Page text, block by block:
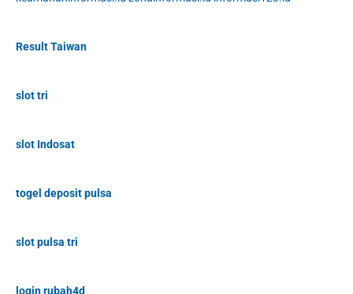
Result Taiwan
slot tri
slot Indosat
togel deposit pulsa
slot pulsa tri
login rubah4d